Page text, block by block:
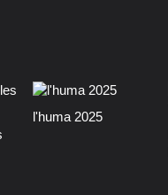
l'huma 2025